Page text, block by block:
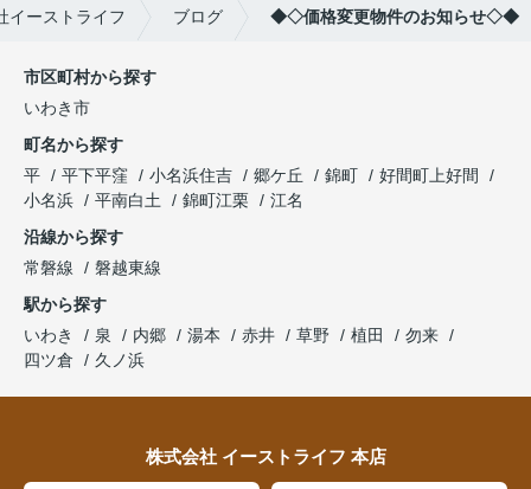
イーストライフ ブログ ◆◇価格変更物件のお知らせ◇◆
市区町村から探す
いわき市
町名から探す
平
平下平窪 小名浜住吉 郷ケ丘 錦町
好間町上好間
小名浜
平南白土 錦町江栗
江名
沿線から探す
常磐線
磐越東線
駅から探す
いわき
泉 内郷 湯本 赤井 草野 植田
勿来
四ツ倉
久ノ浜
株式会社 イーストライフ 本店